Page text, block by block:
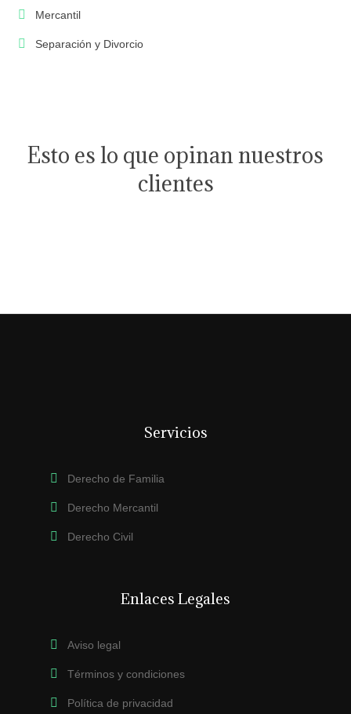
Mercantil
Separación y Divorcio
Esto es lo que opinan nuestros
clientes
Servicios
Derecho de Familia
Derecho Mercantil
Derecho Civil
Enlaces Legales
Aviso legal
Términos y condiciones
Política de privacidad